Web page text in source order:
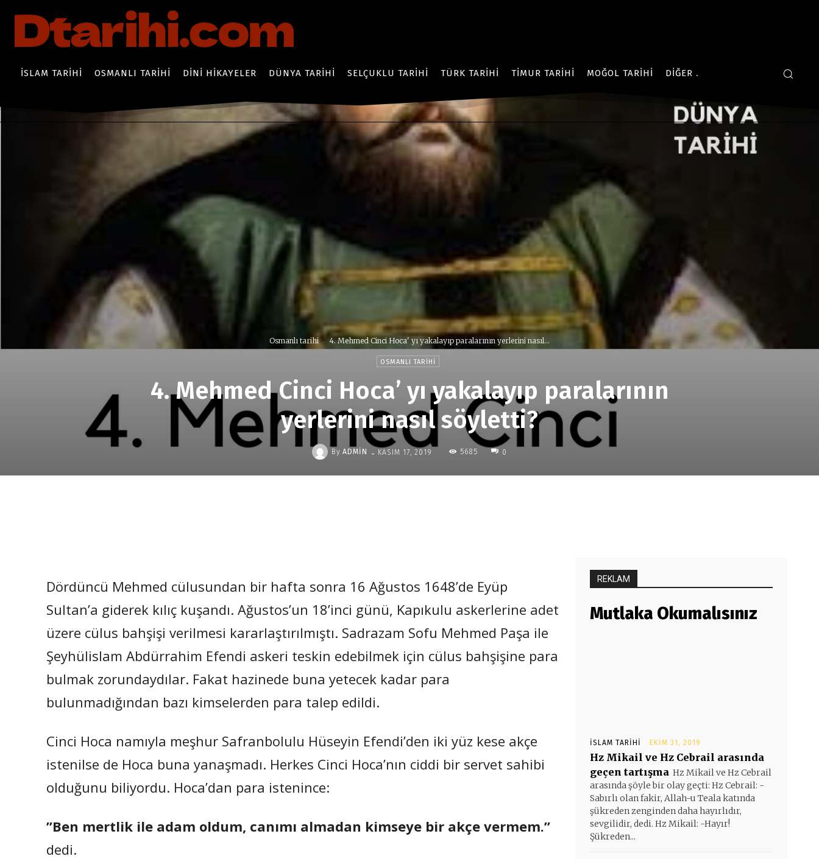
İSLAM TARIHI OSMANLI TARIHI DINI HIKAYELER DÜNYA TARIHI SELÇUKLU TARIHI TÜRK TARIHI TIMUR TARIHI MOĞOL TARIHI DIĞER
Osmanlı tarihi 4. Mehmed Cinci Hoca' yı yakalayıp paralarının yerlerini nasıl...
OSMANLI TARIHI
4. Mehmed Cinci Hoca’ yı yakalayıp paralarının
yerlerini nasıl söyletti?
By ADMIN - KASIM 17, 2019 5685 0
Dördüncü Mehmed cülusundan bir hafta sonra 16 Ağustos 1648’de Eyüp
Sultan’a giderek kılıç kuşandı. Ağustos’un 18’inci günü, Kapıkulu askerlerine adet
üzere cülus bahşişi verilmesi kararlaştırılmıştı. Sadrazam Sofu Mehmed Paşa ile
Şeyhülislam Abdürrahim Efendi askeri teskin edebilmek için cülus bahşişine para
bulmak zorundaydılar. Fakat hazinede buna yetecek kadar para
bulunmadığından bazı kimselerden para talep edildi.
Cinci Hoca namıyla meşhur Safranbolulu Hüseyin Efendi’den iki yüz kese akçe
istenilse de Hoca buna yanaşmadı. Herkes Cinci Hoca’nın ciddi bir servet sahibi
olduğunu biliyordu. Hoca’dan para istenince:
”Ben mertlik ile adam oldum, canımı almadan kimseye bir akçe vermem.”
dedi.
REKLAM
Mutlaka Okumalısınız
İSLAM TARIHI EKIM 31, 2019
Hz Mikail ve Hz Cebrail arasında
geçen tartışma Hz Mikail ve Hz Cebrail
arasında şöyle bir olay geçti: Hz Cebrail: -
Sabırlı olan fakir, Allah-u Teala katında
şükreden zenginden daha hayırlıdır,
sevgilidir, dedi. Hz Mikail: -Hayır!
Şükreden...